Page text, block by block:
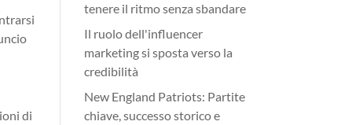
di
tenere il ritmo senza sbandare
Il ruolo dell'influencer
marketing si sposta verso la
credibilità
New England Patriots: Partite
chiave, successo storico e